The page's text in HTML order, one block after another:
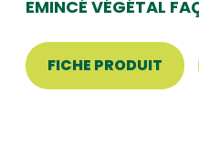
EMINCÉ VÉGÉTAL
FICHE PRODUIT